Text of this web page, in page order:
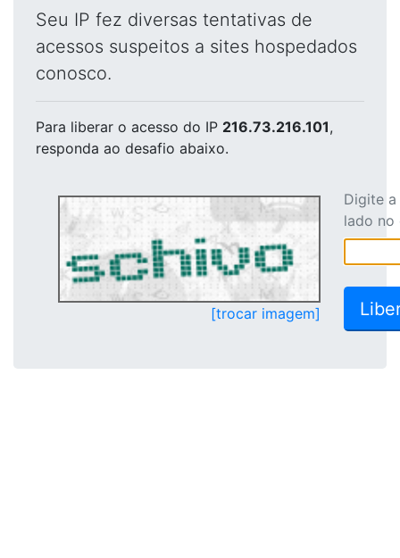
Seu IP fez diversas tentativas de
acessos suspeitos a sites hospedados
conosco.
Para liberar o acesso do IP 216.73.216.101,
responda ao desafio abaixo.
[trocar imagem]
Digite
lado no